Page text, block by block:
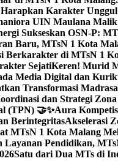
Karakter
UIN Maulana
Sukseskan OSN-P:
Baru, MTsN 1 Kota
Berkarakter di MTsN 1
SejatiKeren! Murid
Media Digital dan
Transformasi
dan Strategi
(TPN) 🤝✨Aura
BerintegritasAkselerasi
MTsN 1 Kota Malang
Layanan Pendidikan,
Satu dari Dua MTs di